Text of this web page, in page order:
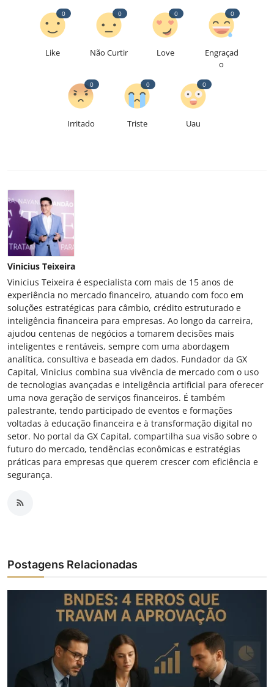
Like
0
Não Curtir
0
Love
0
Engraçad
o
0
Irritado
0
Triste
0
Uau
0
Vinicius Teixeira
Vinicius Teixeira é especialista com mais de 15 anos de
experiência no mercado financeiro, atuando com foco em
soluções estratégicas para câmbio, crédito estruturado e
inteligência financeira para empresas. Ao longo da carreira,
ajudou centenas de negócios a tomarem decisões mais
inteligentes e rentáveis, sempre com uma abordagem
analítica, consultiva e baseada em dados. Fundador da GX
Capital, Vinicius combina sua vivência de mercado com o uso
de tecnologias avançadas e inteligência artificial para oferecer
uma nova geração de serviços financeiros. É também
palestrante, tendo participado de eventos e formações
voltadas à educação financeira e à transformação digital no
setor. No portal da GX Capital, compartilha sua visão sobre o
futuro do mercado, tendências econômicas e estratégias
práticas para empresas que querem crescer com eficiência e
segurança.
Postagens Relacionadas